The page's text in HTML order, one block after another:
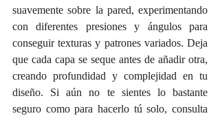
suavemente sobre la pared, experimentando
con diferentes presiones y ángulos para
conseguir texturas y patrones variados. Deja
que cada capa se seque antes de añadir otra,
creando profundidad y complejidad en tu
diseño. Si aún no te sientes lo bastante
seguro como para hacerlo tú solo, consulta